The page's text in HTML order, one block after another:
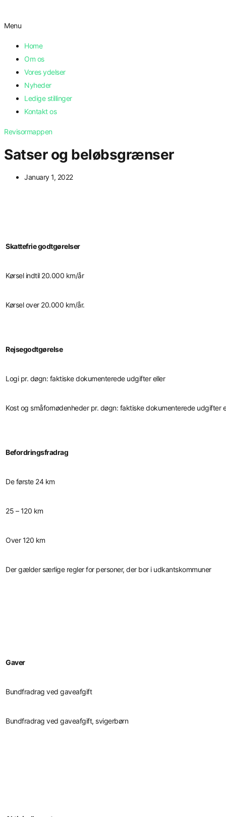
Menu
Home
Om os
Vores ydelser
Nyheder
Ledige stillinger
Kontakt os
Revisormappen
Satser og beløbsgrænser
January 1, 2022
Skattefrie godtgørelser
Kørsel indtil 20.000 km/år
Kørsel over 20.000 km/år.
Rejsegodtgørelse
Logi pr. døgn: faktiske dokumenterede udgifter eller
Kost og småfornødenheder pr. døgn: faktiske dokumenterede udgifter
Befordringsfradrag
De første 24 km
25 – 120 km
Over 120 km
Der gælder særlige regler for personer, der bor i udkantskommuner
Gaver
Bundfradrag ved gaveafgift
Bundfradrag ved gaveafgift, svigerbørn